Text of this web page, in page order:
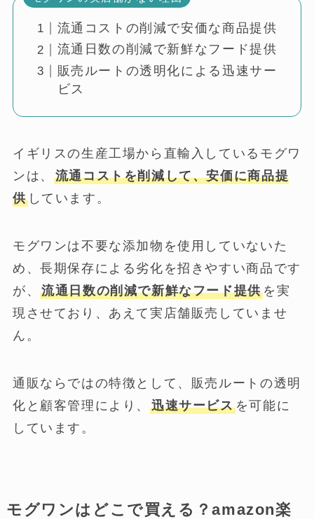
流通コストの削減で安価な商品提供
流通日数の削減で新鮮なフード提供
販売ルートの透明化による迅速サー
ビス
イギリスの生産工場から直輸入しているモグワ
ンは、 流通コストを削減して、安価に商品提
供しています。
モグワンは不要な添加物を使用していないた
め、長期保存による劣化を招きやすい商品です
が、流通日数の削減で新鮮なフード提供を実
現させており、あえて実店舗販売していませ
ん。
通販ならではの特徴として、販売ルートの透明
化と顧客管理により、迅速サービスを可能に
しています。
モグワンはどこで買える？amazon楽